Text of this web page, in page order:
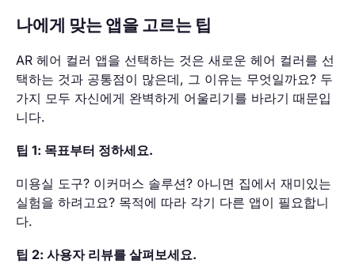
나에게 맞는 앱을 고르는 팁
AR 헤어 컬러 앱을 선택하는 것은 새로운 헤어 컬러를 선
택하는 것과 공통점이 많은데, 그 이유는 무엇일까요? 두
가지 모두 자신에게 완벽하게 어울리기를 바라기 때문입
니다.
팁 1: 목표부터 정하세요.
미용실 도구? 이커머스 솔루션? 아니면 집에서 재미있는
실험을 하려고요? 목적에 따라 각기 다른 앱이 필요합니
다.
팁 2: 사용자 리뷰를 살펴보세요.